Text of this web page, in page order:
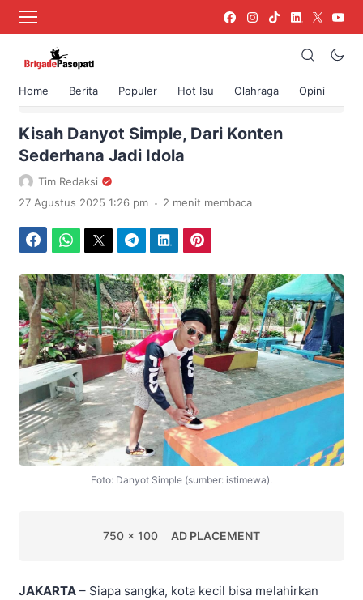
Home Berita Populer Hot Isu Olahraga Opini
›
Kisah Danyot Simple, Dari Konten
Sederhana Jadi Idola
Tim Redaksi
27 Agustus 2025 1:26 pm . 2 menit membaca
Foto: Danyot Simple (sumber: istimewa).
750 x 100 AD PLACEMENT
JAKARTA – Siapa sangka, kota kecil bisa melahirkan